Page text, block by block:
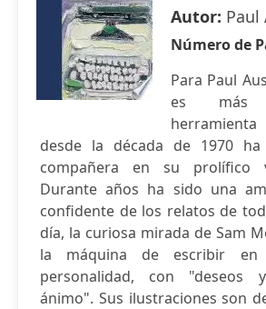
Autor: Paul
Número de
Para Paul
es más
desde la década de 1970
compañera en su prolífico
Durante años ha sido una
confidente de los relatos de
día, la curiosa mirada de Sam
la máquina de escribir
personalidad, con "deseos
ánimo". Sus ilustraciones son